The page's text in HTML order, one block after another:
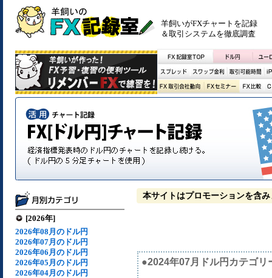
羊飼いがFXチャートを記録
＆取引システムを徹底調査
[2026年]
2026年08月のドル円
2026年07月のドル円
2026年06月のドル円
2026年05月のドル円
2026年04月のドル円
本サイトはプロモーションを含み
●2024年07月ドル円カテゴリ